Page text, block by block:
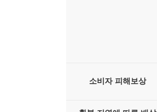
소비자 피해보상